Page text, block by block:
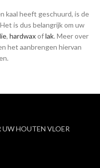
kaal heeft geschuurd, is de
is dus belangrijk om uw
, hardwaxoflak. Meer over
het aanbrengen hiervan
HOUTEN VLOER